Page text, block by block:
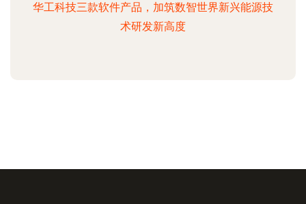
华工科技三款软件产品，加筑数智世界新兴能源技
术研发新高度